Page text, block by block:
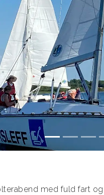
med fuld fart